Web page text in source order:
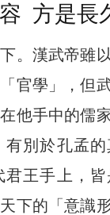
方是長
。漢武帝雖
官學」，但
他手中的儒
別於孔孟
君王手上，
天下的「意識